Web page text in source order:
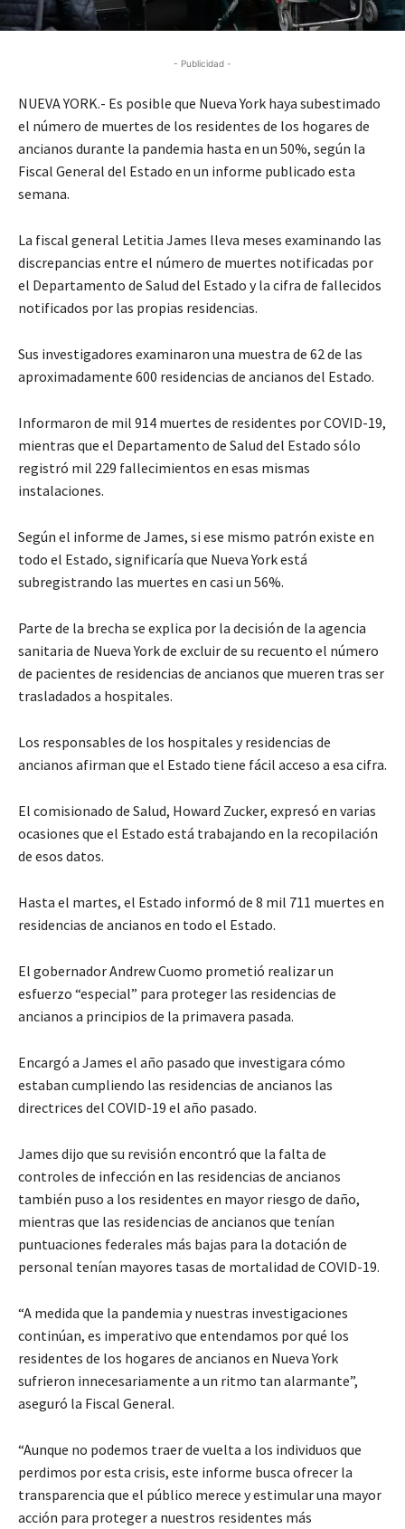
- Publicidad -
NUEVA YORK.- Es posible que Nueva York haya subestimado
el número de muertes de los residentes de los hogares de
ancianos durante la pandemia hasta en un 50%, según la
Fiscal General del Estado en un informe publicado esta
semana.
La fiscal general Letitia James lleva meses examinando las
discrepancias entre el número de muertes notificadas por
el Departamento de Salud del Estado y la cifra de fallecidos
notificados por las propias residencias.
Sus investigadores examinaron una muestra de 62 de las
aproximadamente 600 residencias de ancianos del Estado.
Informaron de mil 914 muertes de residentes por COVID-19,
mientras que el Departamento de Salud del Estado sólo
registró mil 229 fallecimientos en esas mismas
instalaciones.
Según el informe de James, si ese mismo patrón existe en
todo el Estado, significaría que Nueva York está
subregistrando las muertes en casi un 56%.
Parte de la brecha se explica por la decisión de la agencia
sanitaria de Nueva York de excluir de su recuento el número
de pacientes de residencias de ancianos que mueren tras ser
trasladados a hospitales.
Los responsables de los hospitales y residencias de
ancianos afirman que el Estado tiene fácil acceso a esa cifra.
El comisionado de Salud, Howard Zucker, expresó en varias
ocasiones que el Estado está trabajando en la recopilación
de esos datos.
Hasta el martes, el Estado informó de 8 mil 711 muertes en
residencias de ancianos en todo el Estado.
El gobernador Andrew Cuomo prometió realizar un
esfuerzo “especial” para proteger las residencias de
ancianos a principios de la primavera pasada.
Encargó a James el año pasado que investigara cómo
estaban cumpliendo las residencias de ancianos las
directrices del COVID-19 el año pasado.
James dijo que su revisión encontró que la falta de
controles de infección en las residencias de ancianos
también puso a los residentes en mayor riesgo de daño,
mientras que las residencias de ancianos que tenían
puntuaciones federales más bajas para la dotación de
personal tenían mayores tasas de mortalidad de COVID-19.
“A medida que la pandemia y nuestras investigaciones
continúan, es imperativo que entendamos por qué los
residentes de los hogares de ancianos en Nueva York
sufrieron innecesariamente a un ritmo tan alarmante”,
aseguró la Fiscal General.
“Aunque no podemos traer de vuelta a los individuos que
perdimos por esta crisis, este informe busca ofrecer la
transparencia que el público merece y estimular una mayor
acción para proteger a nuestros residentes más